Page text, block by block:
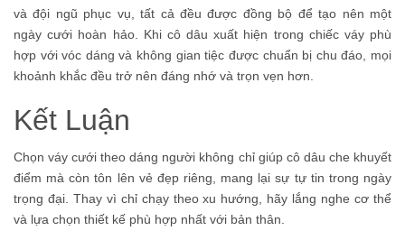
và đội ngũ phục vụ, tất cả đều được đồng bộ để tạo nên một
ngày cưới hoàn hảo. Khi cô dâu xuất hiện trong chiếc váy phù
hợp với vóc dáng và không gian tiệc được chuẩn bị chu đáo, mọi
khoảnh khắc đều trở nên đáng nhớ và trọn vẹn hơn.
Kết Luận
Chọn váy cưới theo dáng người không chỉ giúp cô dâu che khuyết
điểm mà còn tôn lên vẻ đẹp riêng, mang lại sự tự tin trong ngày
trọng đại. Thay vì chỉ chạy theo xu hướng, hãy lắng nghe cơ thể
và lựa chọn thiết kế phù hợp nhất với bản thân.